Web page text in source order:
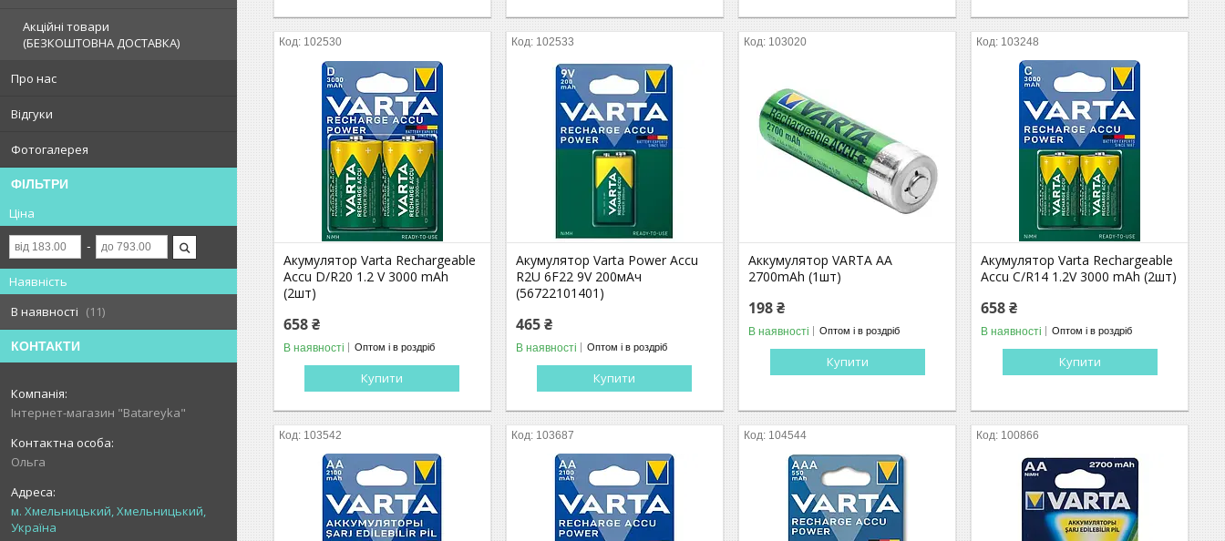
Акційні товари
(БЕЗКОШТОВНА ДОСТАВКА)
Про нас
Відгуки
Фотогалерея
ФІЛЬТРИ
Ціна
Наявність
В наявності
11
КОНТАКТИ
Інтернет-магазин "Batareyka"
Ольга
м. Хмельницький, Хмельницький,
Україна
102530
Акумулятор Varta Rechargeable
Accu D/R20 1.2 V 3000 mAh
(2шт)
658 ₴
В наявності Оптом і в роздріб
Купити
102533
Акумулятор Varta Power Accu
R2U 6F22 9V 200мАч
(56722101401)
465 ₴
В наявності Оптом і в роздріб
Купити
103020
Аккумулятор VARTA AA
2700mAh (1шт)
198 ₴
В наявності Оптом і в роздріб
Купити
103248
Акумулятор Varta Rechargeable
Accu C/R14 1.2V 3000 mAh (2шт)
658 ₴
В наявності Оптом і в роздріб
Купити
103542 103687 104544 100866